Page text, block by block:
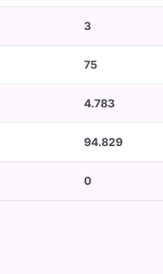
3
75
4.783
94.829
0